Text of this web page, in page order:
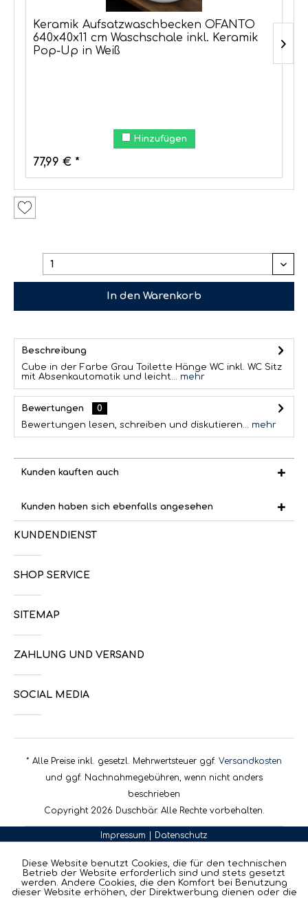
Keramik Aufsatzwaschbecken OFANTO
640x40x11 cm Waschschale inkl. Keramik
Pop-Up in Weiß
Hinzufügen
77,99 € *
In den Warenkorb
Beschreibung
Cube in der Farbe Grau Toilette Hänge WC inkl. WC Sitz
mit Absenkautomatik und leicht... mehr
Bewertungen
0
Bewertungen lesen, schreiben und diskutieren... mehr
Kunden kauften auch
Kunden haben sich ebenfalls angesehen
KUNDENDIENST
SHOP SERVICE
SITEMAP
ZAHLUNG UND VERSAND
SOCIAL MEDIA
* Alle Preise inkl. gesetzl. Mehrwertsteuer ggf. Versandkosten
und ggf. Nachnahmegebühren, wenn nicht anders
beschrieben
Copyright 2026 Duschbär. Alle Rechte vorbehalten.
Impressum Datenschutz
Diese Website benutzt Cookies, die für den technischen
Betrieb der Website erforderlich sind und stets gesetzt
werden. Andere Cookies, die den Komfort bei Benutzung
dieser Website erhöhen, der Direktwerbung dienen oder die